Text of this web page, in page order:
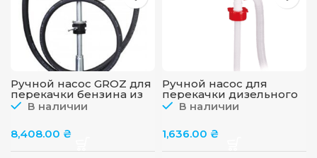
Ручной насос GROZ для
перекачки бензина из
бочки.Производительн
В наличии
8,408.00 ₴
Ручной насос для
перекачки дизельного
топлива TMG-080
В наличии
1,636.00 ₴